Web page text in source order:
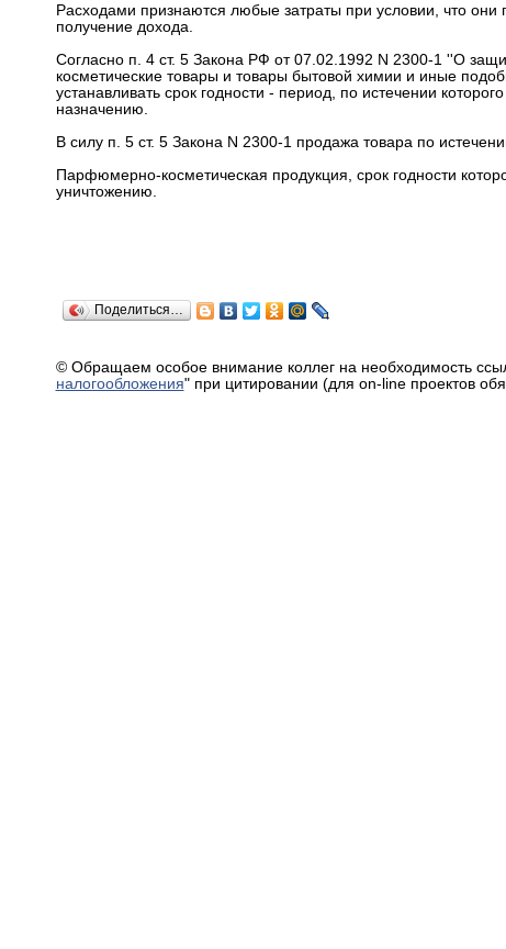
Расходами признаются любые затраты при условии, что
получение дохода.
Согласно п. 4 ст. 5 Закона РФ от 07.02.1992 N 2300-1 ''О
косметические товары и товары бытовой химии и иные
устанавливать срок годности - период, по истечении
назначению.
В силу п. 5 ст. 5 Закона N 2300-1 продажа товара по
Парфюмерно-косметическая продукция, срок годности
уничтожению.
Поделиться…
© Обращаем особое внимание коллег на необходимость
налогообложения" при цитировании (для on-line проектов